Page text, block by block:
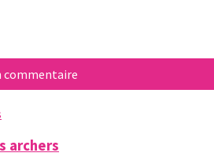
commentaire
archers